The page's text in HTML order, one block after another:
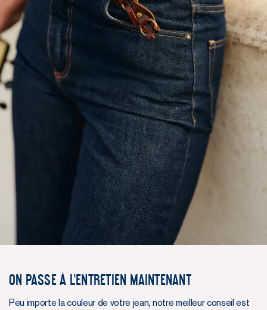
ON PASSE À L'ENTRETIEN MAINTENANT
Peu importe la couleur de votre jean, notre meilleur conseil est